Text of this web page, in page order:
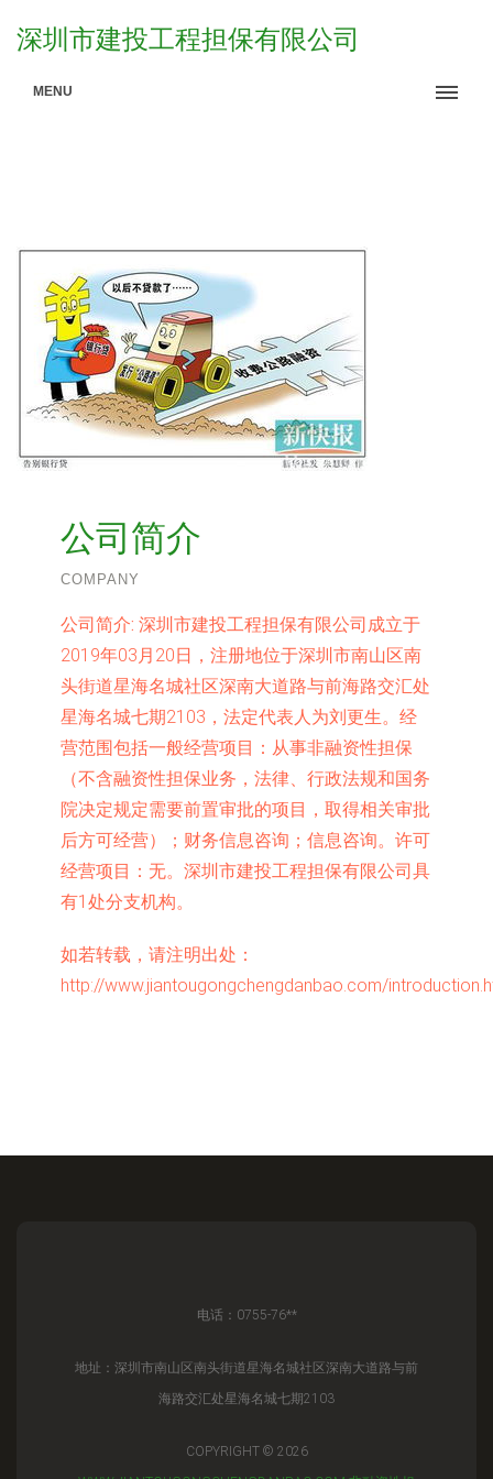
深圳市建投工程担保有限公司
MENU
公司简介
COMPANY
公司简介: 深圳市建投工程担保有限公司成立于
2019年03月20日，注册地位于深圳市南山区南
头街道星海名城社区深南大道路与前海路交汇处
星海名城七期2103，法定代表人为刘更生。经
营范围包括一般经营项目：从事非融资性担保
（不含融资性担保业务，法律、行政法规和国务
院决定规定需要前置审批的项目，取得相关审批
后方可经营）；财务信息咨询；信息咨询。许可
经营项目：无。深圳市建投工程担保有限公司具
有1处分支机构。
如若转载，请注明出处：
http://www.jiantougongchengdanbao.com/
电话：0755-76**
地址：深圳市南山区南头街道星海名城社区深南大道路与前
海路交汇处星海名城七期2103
COPYRIGHT © 2026